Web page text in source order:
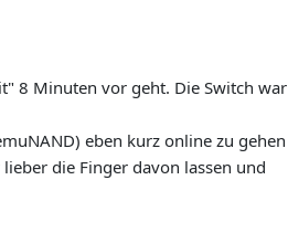
8 Minuten vor geht. Die Switch war
eben kurz online zu gehen
die Finger davon lassen und